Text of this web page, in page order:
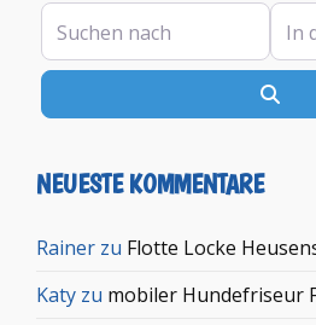
Suchen nach In
NEUESTE KOMMENTARE
Rainer zu Flotte Locke
Katy zu mobiler Hundefriseur